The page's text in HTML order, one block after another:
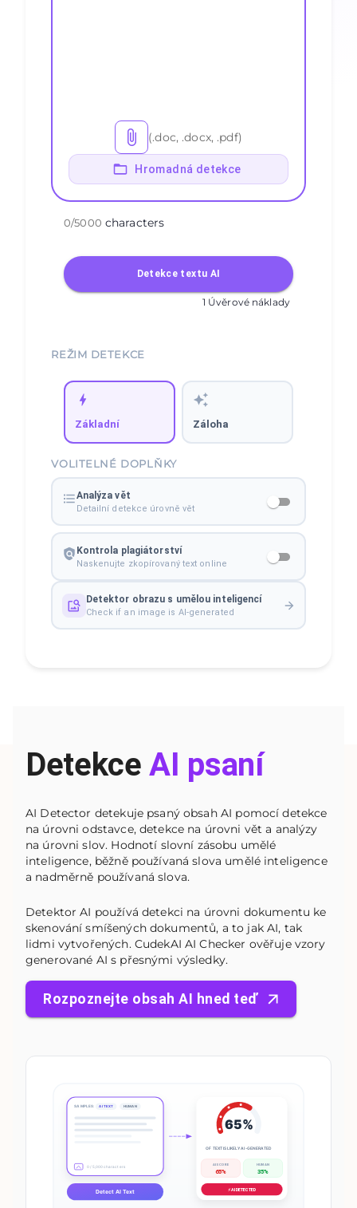
(.doc, .docx, .pdf)
Hromadná detekce
0/5000 characters
Detekce textu AI
1 Úvěrové náklady
REŽIM DETEKCE
Základní Záloha
VOLITELNÉ DOPLŇKY
Analýza vět
Detailní detekce úrovně vět
Kontrola plagiátorství
Naskenujte zkopírovaný text online
Detektor obrazu s umělou inteligencí
Check if an image is AI-generated
Detekce AI psaní
AI Detector detekuje psaný obsah AI pomocí detekce
na úrovni odstavce, detekce na úrovni vět a analýzy
na úrovni slov. Hodnotí slovní zásobu umělé
inteligence, běžně používaná slova umělé inteligence
a nadměrně používaná slova.
Detektor AI používá detekci na úrovni dokumentu ke
skenování smíšených dokumentů, a to jak AI, tak
lidmi vytvořených. CudekAI AI Checker ověřuje vzory
generované AI s přesnými výsledky.
Rozpoznejte obsah AI hned teď
SAMPLES: AI TEXT HUMAN
0 / 5,000 characters
Detect AI Text
65%
OF TEXT IS LIKELY AI-GENERATED
AI SCORE
65%
HUMAN
35%
⚡ AI DETECTED